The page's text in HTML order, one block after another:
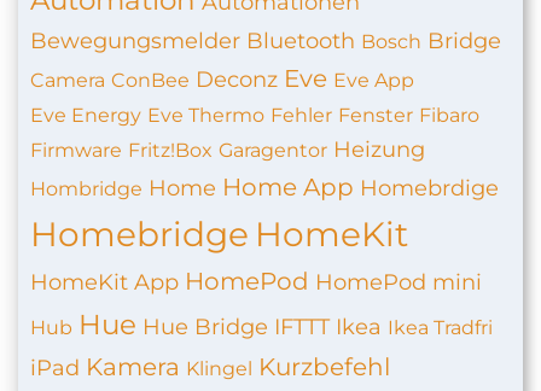
Bewegungsmelder Bluetooth Bosch Bridge
Camera ConBee Deconz Eve Eve App
Eve Energy Eve Thermo Fehler Fenster Fibaro
Firmware Fritz!Box Garagentor Heizung
Hombridge Home Home App Homebrdige
Homebridge HomeKit
HomeKit App HomePod HomePod mini
Hub Hue Hue Bridge IFTTT Ikea Ikea Tradfri
iPad Kamera Klingel Kurzbefehl